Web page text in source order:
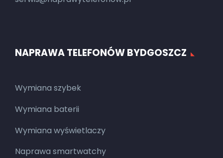
NAPRAWA TELEFONÓW BYDGOSZCZ
Wymiana szybek
Wymiana baterii
Wymiana wyświetlaczy
Naprawa smartwatchy